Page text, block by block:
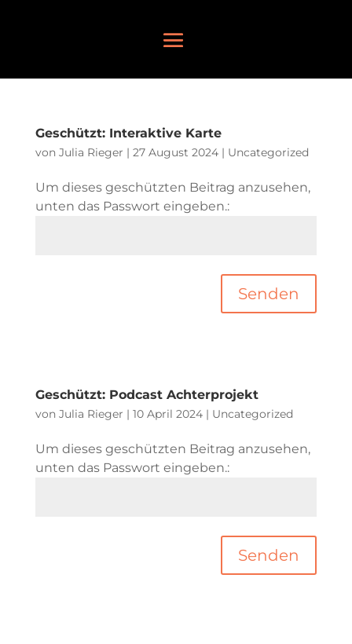
Geschützt: Interaktive Karte
von Julia Rieger | 27 August 2024| Uncategorized
Um dieses geschützten Beitrag anzusehen,
unten das Passwort eingeben.:
Senden
Geschützt: Podcast Achterprojekt
von Julia Rieger | 10 April 2024| Uncategorized
Um dieses geschützten Beitrag anzusehen,
unten das Passwort eingeben.:
Senden